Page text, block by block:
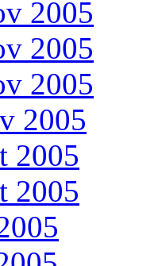
2005
2005
2005
2005
2005
2005